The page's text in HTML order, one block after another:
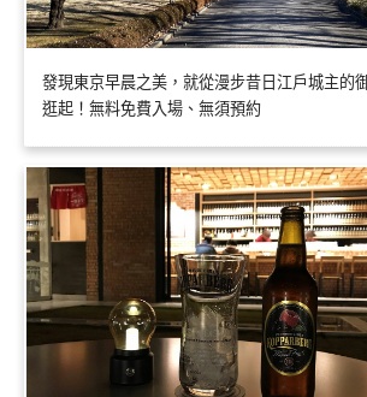
發現東京早晨之美，就從漫步昔日江戶城主的
逛起！無料免費入場、無須預約